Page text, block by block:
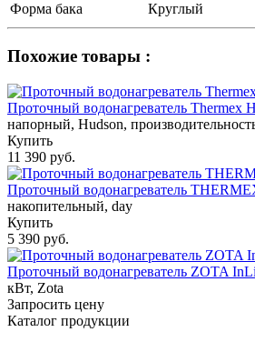
Форма бака
Круглый
Похожие товары :
Проточный водонагреватель Thermex
напорный, Hudson,
Купить
11 390 руб.
Проточный водонагреватель
накопительный, day
Купить
5 390 руб.
Проточный водонагреватель ZOTA
кВт, Zota
Запросить цену
Каталог продукции